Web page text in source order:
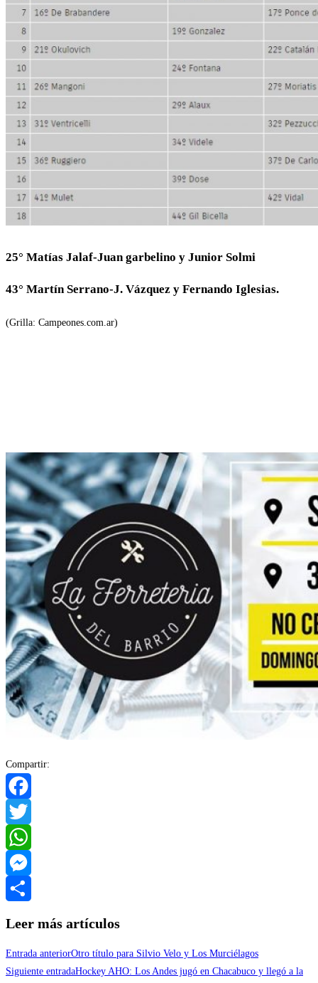
25° Matías Jalaf-Juan garbelino y Junior Solmi
43° Martín Serrano-J. Vázquez y Fernando Iglesias.
(Grilla: Campeones.com.ar)
Compartir:
Facebook
Twitter
WhatsApp
Messenger
Leer más artículos
Entrada anteriorOtro título para Silvio Velo y Los Murciélagos
Siguiente entradaHockey AHO: Los Andes jugó en Chacabuco y llegó a la